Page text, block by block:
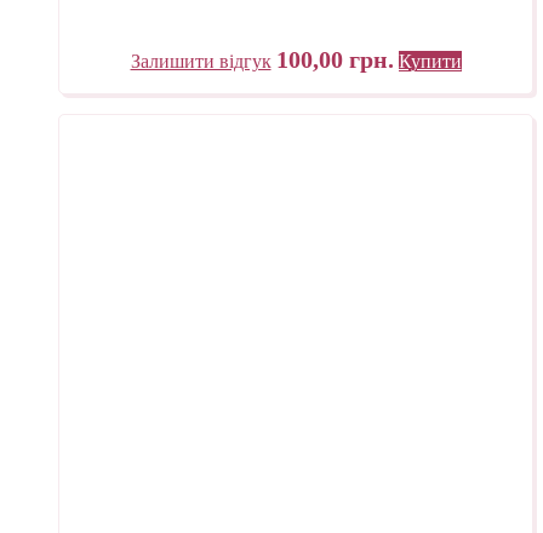
Залишити відгук 100,00 грн. Купити